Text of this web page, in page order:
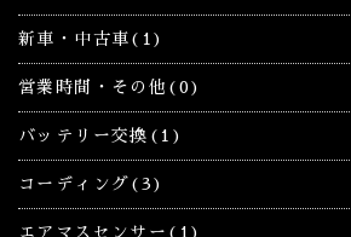
新車・中古車(1)
営業時間・その他(0)
バッテリー交換(1)
コーディング(3)
エアマスセンサー(1)